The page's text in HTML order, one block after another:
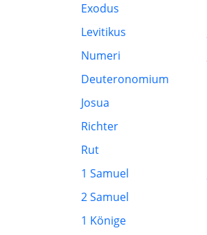
Exodus
Levitikus
Numeri
Deuteronomium
Josua
Richter
Rut
1 Samuel
2 Samuel
1 Könige